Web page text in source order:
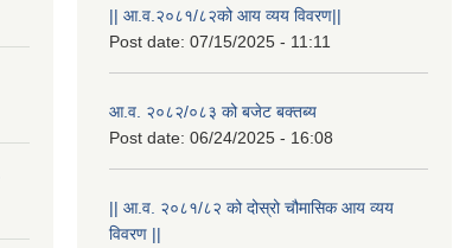
|| आ.व.२०८१/८२को आय व्यय विवरण||
Post date: 07/15/2025 - 11:11
आ.व. २०८२/०८३ को बजेट बक्तब्य
Post date: 06/24/2025 - 16:08
|| आ.व. २०८१/८२ को दोस्रो चौमासिक आय व्यय
विवरण ||